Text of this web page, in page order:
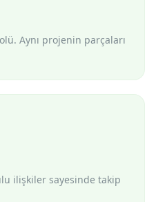
Aynı projenin parçaları
ilişkiler sayesinde takip